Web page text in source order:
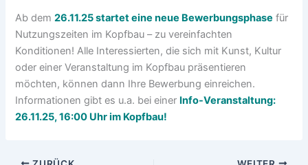
Ab dem26.11.25 startet eine neue Bewerbungsphase für
Nutzungszeiten im Kopfbau – zu vereinfachten
Konditionen! Alle Interessierten, die sich mit Kunst, Kultur
oder einer Veranstaltung im Kopfbau präsentieren
möchten, können dann Ihre Bewerbung einreichen.
Informationen gibt es u.a. bei einer Info-Veranstaltung:
26.11.25, 16:00 Uhr im Kopfbau!